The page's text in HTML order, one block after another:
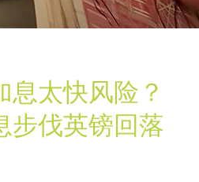
息太快风险？
步伐英镑回落